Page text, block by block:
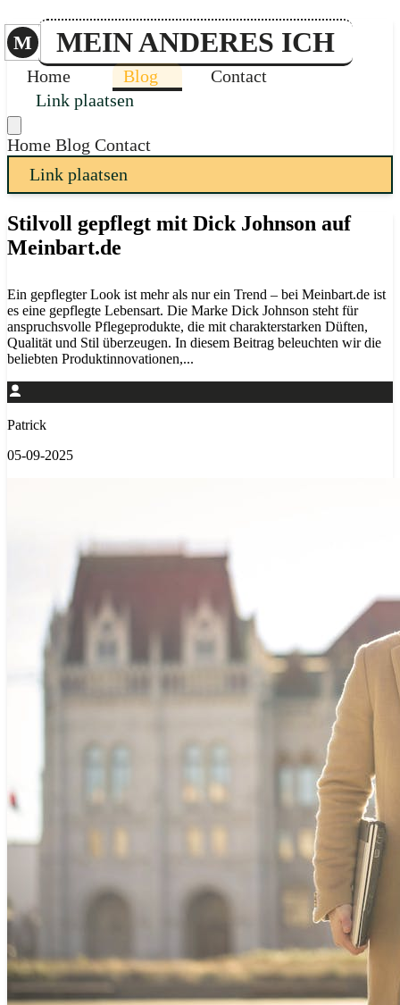
M MEIN ANDERES ICH
Home Blog
Contact
Link plaatsen
Home Blog Contact
Link plaatsen
Stilvoll gepflegt mit Dick Johnson auf
Meinbart.de
Ein gepflegter Look ist mehr als nur ein Trend – bei Meinbart.de ist
es eine gepflegte Lebensart. Die Marke Dick Johnson steht für
anspruchsvolle Pflegeprodukte, die mit charakterstarken Düften,
Qualität und Stil überzeugen. In diesem Beitrag beleuchten wir die
beliebten Produktinnovationen,...
Patrick
05-09-2025